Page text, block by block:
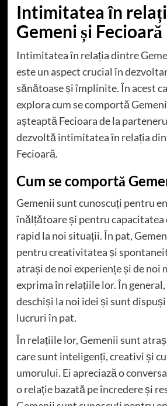
Intimitatea în
Gemeni și Fecioară
Intimitatea în relația dintre
este un aspect crucial în
sănătoase și împlinite. În acest
explora cum se comportă
așteaptă Fecioara de la
dezvoltă intimitatea în relația
Fecioară.
Cum se comportă
Gemenii sunt cunoscuți pentru
înălțătoare și pentru capacitatea
rapid la noi situații. În pat,
pentru creativitatea și
atrași de noi experiențe și de noi
exprima în relațiile lor. În
deschiși la noi idei și sunt
lucruri în pat.
În relațiile lor, Gemenii sunt
care sunt inteligenți, creativi și cu
umorului. Ei apreciază o
o relație bazată pe încredere și